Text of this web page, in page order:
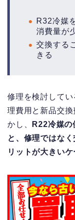
R32冷媒
消費量が
交換する
きる
修理を検討して
理費用と新品交
かし、
R22冷媒の
と、修理ではな
リットが大きい